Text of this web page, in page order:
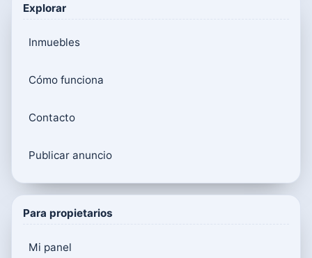
Explorar
Inmuebles
Cómo funciona
Contacto
Publicar anuncio
Para propietarios
Mi panel